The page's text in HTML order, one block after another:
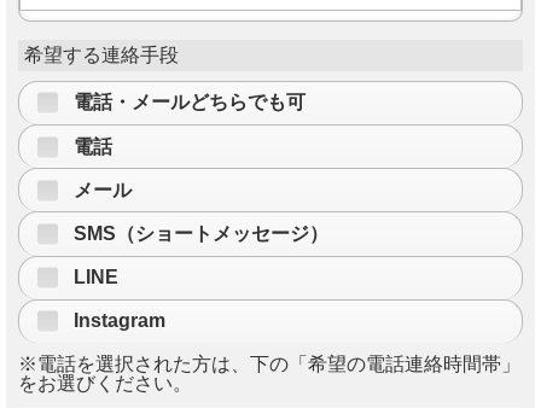
希望する連絡手段
電話・メールどちらでも可
電話
メール
SMS（ショートメッセージ）
LINE
Instagram
※電話を選択された方は、下の「希望の電話連絡時間帯」
をお選びください。